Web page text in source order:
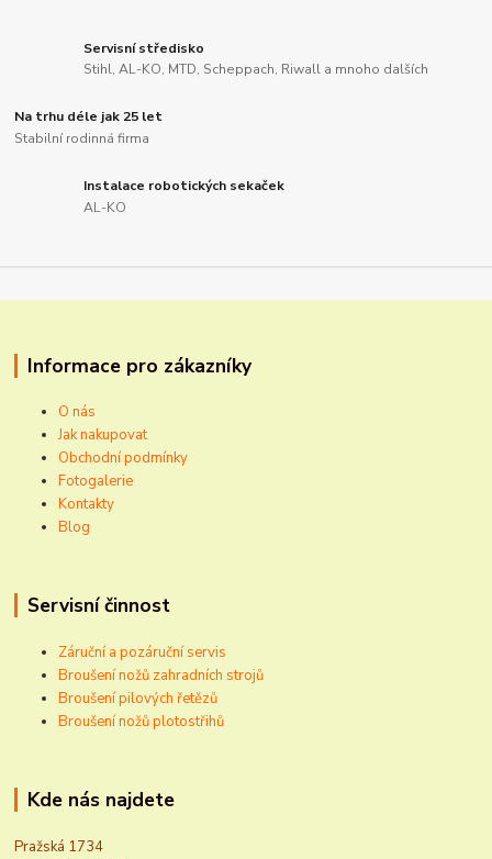
Servisní středisko
Stihl, AL-KO, MTD, Scheppach, Riwall a mnoho dalších
Na trhu déle jak 25 let
Stabilní rodinná firma
Instalace robotických sekaček
AL-KO
Informace pro zákazníky
O nás
Jak nakupovat
Obchodní podmínky
Fotogalerie
Kontakty
Blog
Servisní činnost
Záruční a pozáruční servis
Broušení nožů zahradních strojů
Broušení pilových řetězů
Broušení nožů plotostřihů
Kde nás najdete
Pražská 1734